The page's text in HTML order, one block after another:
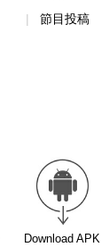
節目投稿
Download APK